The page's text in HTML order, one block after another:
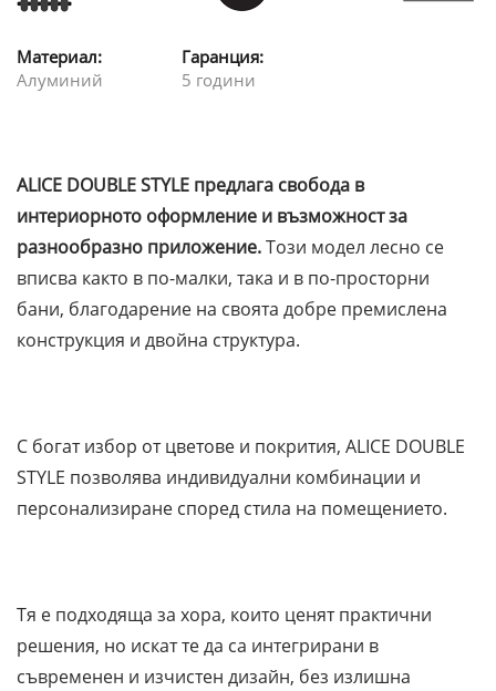
Материал:
Алуминий
Гаранция:
5 години
ALICE DOUBLE STYLE предлага свобода в
интериорното оформление и възможност за
разнообразно приложение.Този модел лесно се
вписва както в по-малки, така и в по-просторни
бани, благодарение на своята добре премислена
конструкция и двойна структура.
С богат избор от цветове и покрития, ALICE DOUBLE
STYLE позволява индивидуални комбинации и
персонализиране според стила на помещението.
Тя е подходяща за хора, които ценят практични
решения, но искат те да са интегрирани в
съвременен и изчистен дизайн, без излишна